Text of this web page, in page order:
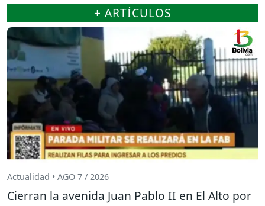
+ ARTÍCULOS
Actualidad • AGO 7 / 2026
Cierran la avenida Juan Pablo II en El Alto por